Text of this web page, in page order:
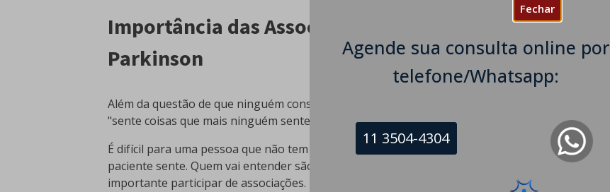
Fechar
Agende sua consulta online por
telefone/Whatsapp:
11 3504-4304
Importância das Associações para Viver Bem com
Parkinson
Além da questão de que ninguém consegue superar algo sozinho, o paciente com Parkinson
"sente coisas que mais ninguém sente".
É difícil para uma pessoa que não tem Parkinson entender, por exemplo, a dor que este
paciente sente. Quem vai entender são os outros pacientes com Parkinson. Por isso é tão
importante participar de associações.